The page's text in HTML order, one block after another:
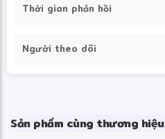
Thời gian phản hồi
Người theo dõi
Sản phẩm cùng thương hiệu